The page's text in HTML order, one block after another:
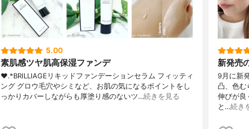
5.00
素肌感ツヤ肌高保湿ファンデ
❤︎.*BRILLIAGEリキッドファンデーションセラム フィッティ
ング グロウ毛穴やシミなど、お肌の気になるポイントをし
っかりカバーしながらも厚塗り感のないツ…続きを見る
新発売
9月に新
凸、色む
伸びが良
と…続き